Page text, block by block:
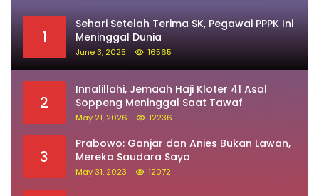
1
Sehari Setelah Terima SK, Pegawai PPPK Ini
Meninggal Dunia
June 3, 2025 16565
2
Innalillahi, Jemaah Haji Kloter 41 Asal
Soppeng Meninggal Saat Tawaf
May 21, 2026 12236
3
Prabowo: Ganjar dan Anies Bukan Lawan,
Mereka Saudara Saya
May 31, 2023 12072